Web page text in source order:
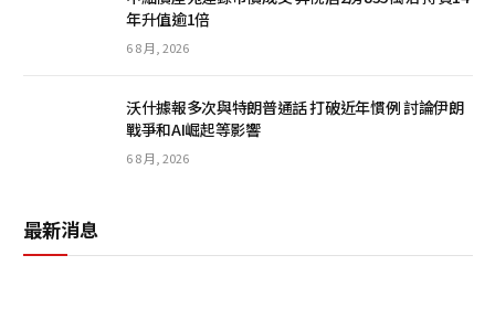
年升值逾1倍
6 8 月, 2026
沃什據報多次與特朗普通話 打破近年慣例 討論伊朗
戰爭和AI崛起等影響
6 8 月, 2026
最新消息